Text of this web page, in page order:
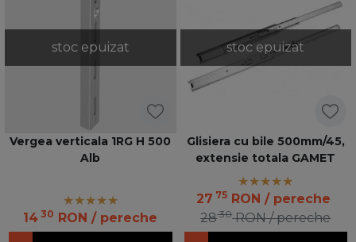
stoc epuizat
Vergea verticala 1RG H 500
Alb
14 30 RON / pereche
stoc epuizat
Glisiera cu bile 500mm/45,
extensie totala GAMET
27 75 RON / pereche
2830 RON / pereche